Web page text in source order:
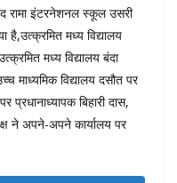
रामा इंटरनेशनल स्कूल उसरी
है,उत्क्रमित मध्य विद्यालय
मध्य विद्यालय बंदा
माध्यमिक विद्यालय दसौत पर
प्रधानाध्यापक बिहारी दास,
ने अपने-अपने कार्यालय पर